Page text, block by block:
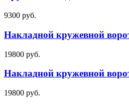
9300 руб.
Накладной кружевной
19800 руб.
Накладной кружевной
19800 руб.